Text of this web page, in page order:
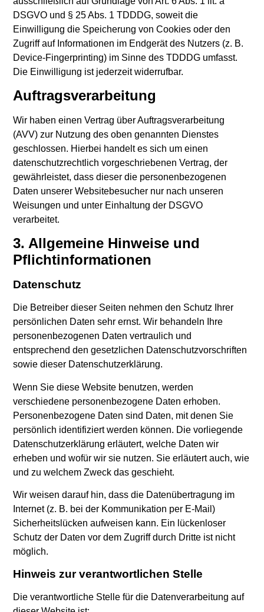
DSGVO und § 25 Abs. 1 TDDDG, soweit die
Einwilligung die Speicherung von Cookies oder den
Zugriff auf Informationen im Endgerät des Nutzers (z. B.
Device-Fingerprinting) im Sinne des TDDDG umfasst.
Die Einwilligung ist jederzeit widerrufbar.
Auftragsverarbeitung
Wir haben einen Vertrag über Auftragsverarbeitung
(AVV) zur Nutzung des oben genannten Dienstes
geschlossen. Hierbei handelt es sich um einen
datenschutzrechtlich vorgeschriebenen Vertrag, der
gewährleistet, dass dieser die personenbezogenen
Daten unserer Websitebesucher nur nach unseren
Weisungen und unter Einhaltung der DSGVO
verarbeitet.
3. Allgemeine Hinweise und
Pflicht­informationen
Datenschutz
Die Betreiber dieser Seiten nehmen den Schutz Ihrer
persönlichen Daten sehr ernst. Wir behandeln Ihre
personenbezogenen Daten vertraulich und
entsprechend den gesetzlichen Datenschutzvorschriften
sowie dieser Datenschutzerklärung.
Wenn Sie diese Website benutzen, werden
verschiedene personenbezogene Daten erhoben.
Personenbezogene Daten sind Daten, mit denen Sie
persönlich identifiziert werden können. Die vorliegende
Datenschutzerklärung erläutert, welche Daten wir
erheben und wofür wir sie nutzen. Sie erläutert auch, wie
und zu welchem Zweck das geschieht.
Wir weisen darauf hin, dass die Datenübertragung im
Internet (z. B. bei der Kommunikation per E-Mail)
Sicherheitslücken aufweisen kann. Ein lückenloser
Schutz der Daten vor dem Zugriff durch Dritte ist nicht
möglich.
Hinweis zur verantwortlichen Stelle
Die verantwortliche Stelle für die Datenverarbeitung auf